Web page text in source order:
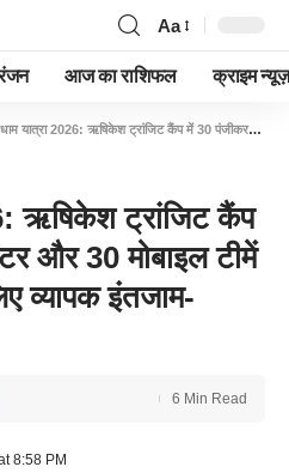
Aa
आज का राशिफल क्राइम न्यूज़
2026: ऋषिकेश ट्रांजिट कैंप में 30 पंजीकरण काउंटर और 30 मोबाइल टीमें तैनात, यात्रियों के लिए व्यापक इंतजाम-Newsnetra
ऋषिकेश ट्रांजिट कैंप
और 30 मोबाइल टीमें
व्यापक इंतजाम-
8:58 PM
6 Min Read